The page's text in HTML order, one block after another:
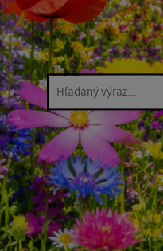
Hľadaný výraz...